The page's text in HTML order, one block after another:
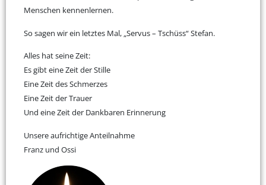
Menschen kennenlernen.
So sagen wir ein letztes Mal, „Servus – Tschüss“ Stefan.
Alles hat seine Zeit:
Es gibt eine Zeit der Stille
Eine Zeit des Schmerzes
Eine Zeit der Trauer
Und eine Zeit der Dankbaren Erinnerung
Unsere aufrichtige Anteilnahme
Franz und Ossi